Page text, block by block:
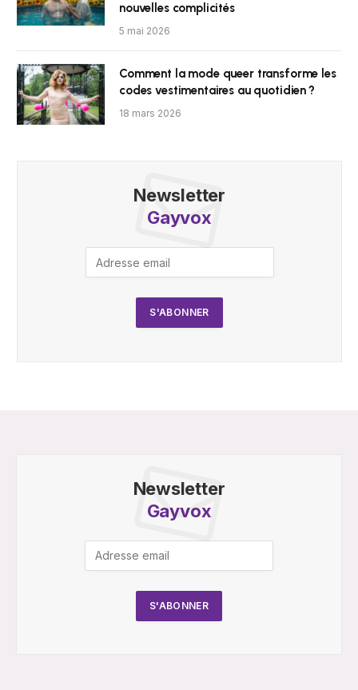
nouvelles complicités
5 mai 2026
Comment la mode queer transforme les
codes vestimentaires au quotidien ?
18 mars 2026
Newsletter
Gayvox
Newsletter
Gayvox